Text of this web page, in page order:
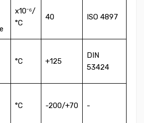
x10⁻⁶/
°C
40 ISO 4897
°C +125
DIN
53424
°C -200/+70 -